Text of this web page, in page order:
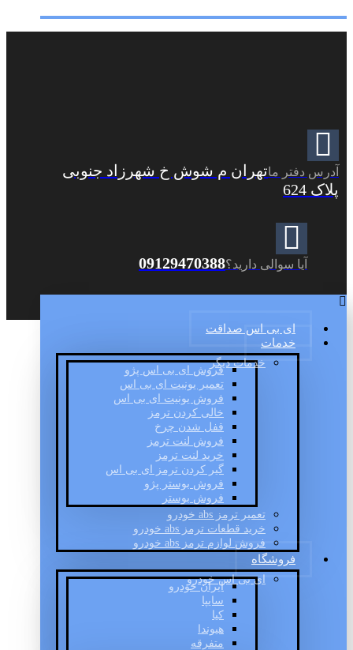
آدرس دفتر ماتهران م شوش خ شهرزاد جنوبی
پلاک 624
آیا سوالی دارید؟09129470388
ای بی اس صداقت
خدمات
خدمات دیگر
فروش ای بی اس پژو
تعمیر یونیت ای بی اس
فروش یونیت ای بی اس
خالی کردن ترمز
قفل شدن چرخ
فروش لنت ترمز
خرید لنت ترمز
گیر کردن ترمز ای بی اس
فروش بوستر پژو
فروش بوستر
تعمیر ترمز abs خودرو
خرید قطعات ترمز abs خودرو
فروش لوازم ترمز abs خودرو
فروشگاه
ای بی اس خودرو
ایران خودرو
سایپا
کیا
هیوندا
متفرقه